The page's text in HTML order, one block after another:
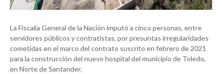
La Fiscalía General de la Nación imputó a cinco personas, entre
servidores públicos y contratistas, por presuntas irregularidades
cometidas en el marco del contrato suscrito en febrero de 2021
para la construcción del nuevo hospital del municipio de Toledo,
en Norte de Santander.